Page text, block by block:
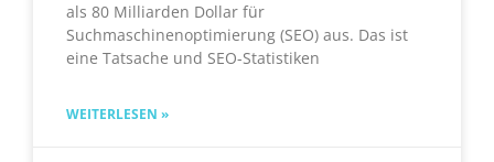
als 80 Milliarden Dollar für
Suchmaschinenoptimierung (SEO) aus. Das ist
eine Tatsache und SEO-Statistiken
WEITERLESEN »